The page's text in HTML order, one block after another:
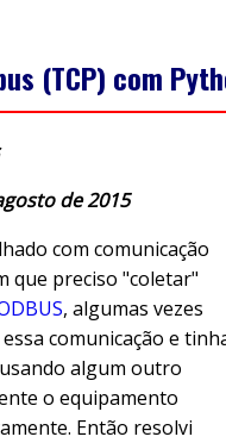
(TCP) com
de 2015
com comunicação
que preciso "coletar"
, algumas vezes
comunicação e
algum outro
o equipamento
Então resolvi